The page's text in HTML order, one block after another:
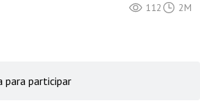
112 2M
para participar